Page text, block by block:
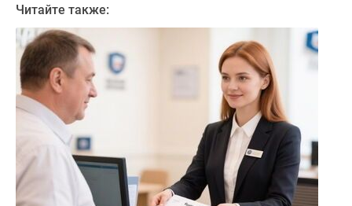
поселки
водоема
Коттеджные
поселки
центры
Коттеджи
Траншевая
Читайте также: